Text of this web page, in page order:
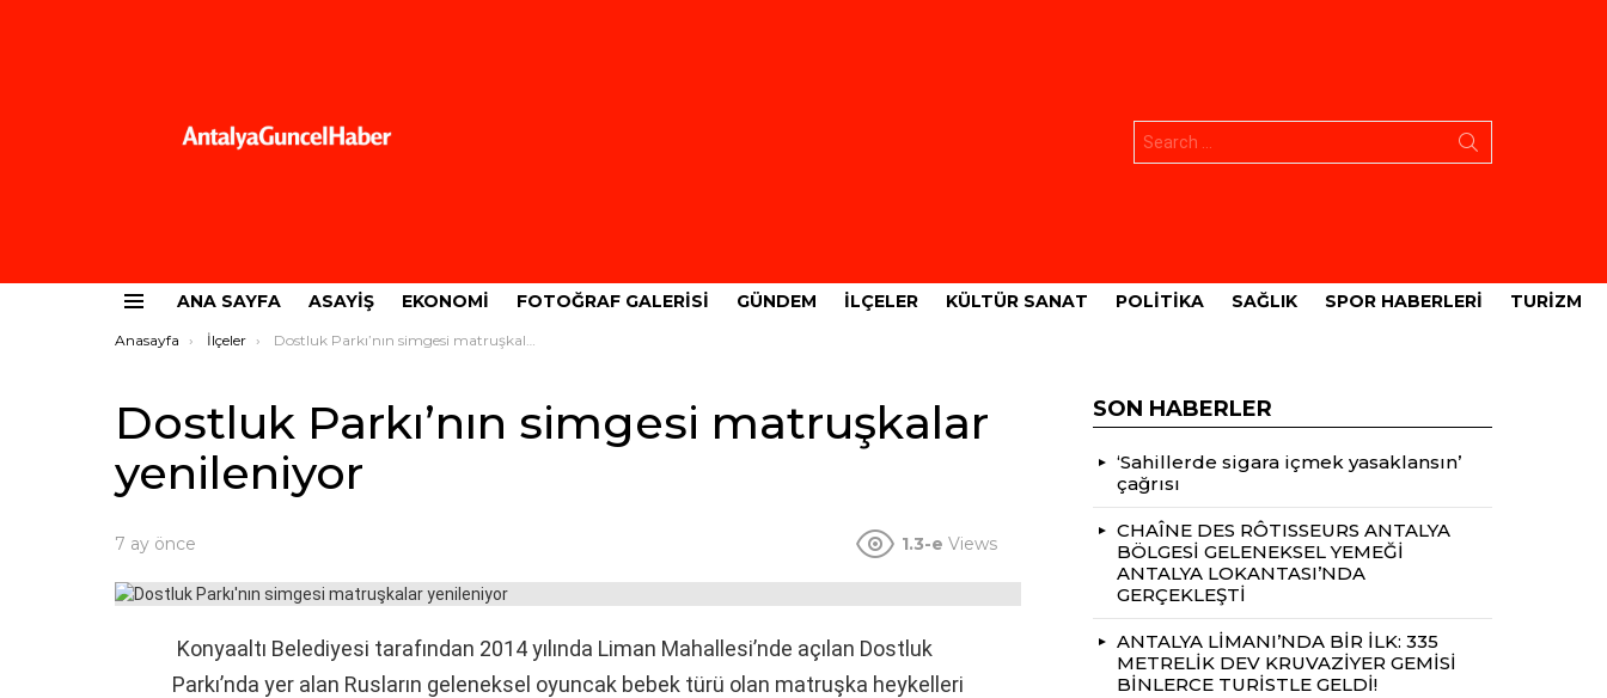
ANA SAYFA ASAYIŞ EKONOMI FOTOĞRAF GALERISI GÜNDEM İLÇELER KÜLTÜR SANAT POLITIKA SAĞLIK SPOR HABERLERI TURIZM
Buradasınız:
Anasayfa İlçeler Dostluk Parkı’nın simgesi matruşkalar yenileniyor
Dostluk Parkı’nın simgesi matruşkalar
yenileniyor
7 ay önce 1.3-e Views
Konyaaltı Belediyesi tarafından 2014 yılında Liman Mahallesi’nde açılan Dostluk
Parkı’nda yer alan Rusların geleneksel oyuncak bebek türü olan matruşka heykelleri
SON HABERLER
‘Sahillerde sigara içmek yasaklansın’
çağrısı
CHAÎNE DES RÔTISSEURS ANTALYA
BÖLGESİ GELENEKSEL YEMEĞİ
ANTALYA LOKANTASI’NDA
GERÇEKLEŞTİ
ANTALYA LİMANI’NDA BİR İLK: 335
METRELİK DEV KRUVAZİYER GEMİSİ
BİNLERCE TURİSTLE GELDİ!